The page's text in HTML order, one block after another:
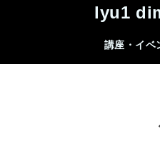
lyu1
講座・イベ